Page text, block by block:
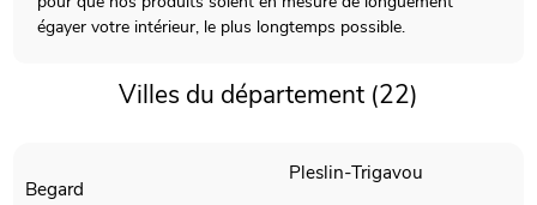
égayer votre intérieur, le plus longtemps possible.
Villes du département (22)
Begard
Pleslin-Trigavou